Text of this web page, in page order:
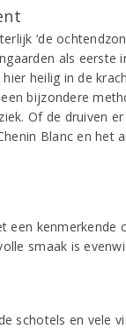
‘de
als eerste
heilig in de
bijzondere
Of de druiven
Blanc en het
een
smaak is
schotels en vele